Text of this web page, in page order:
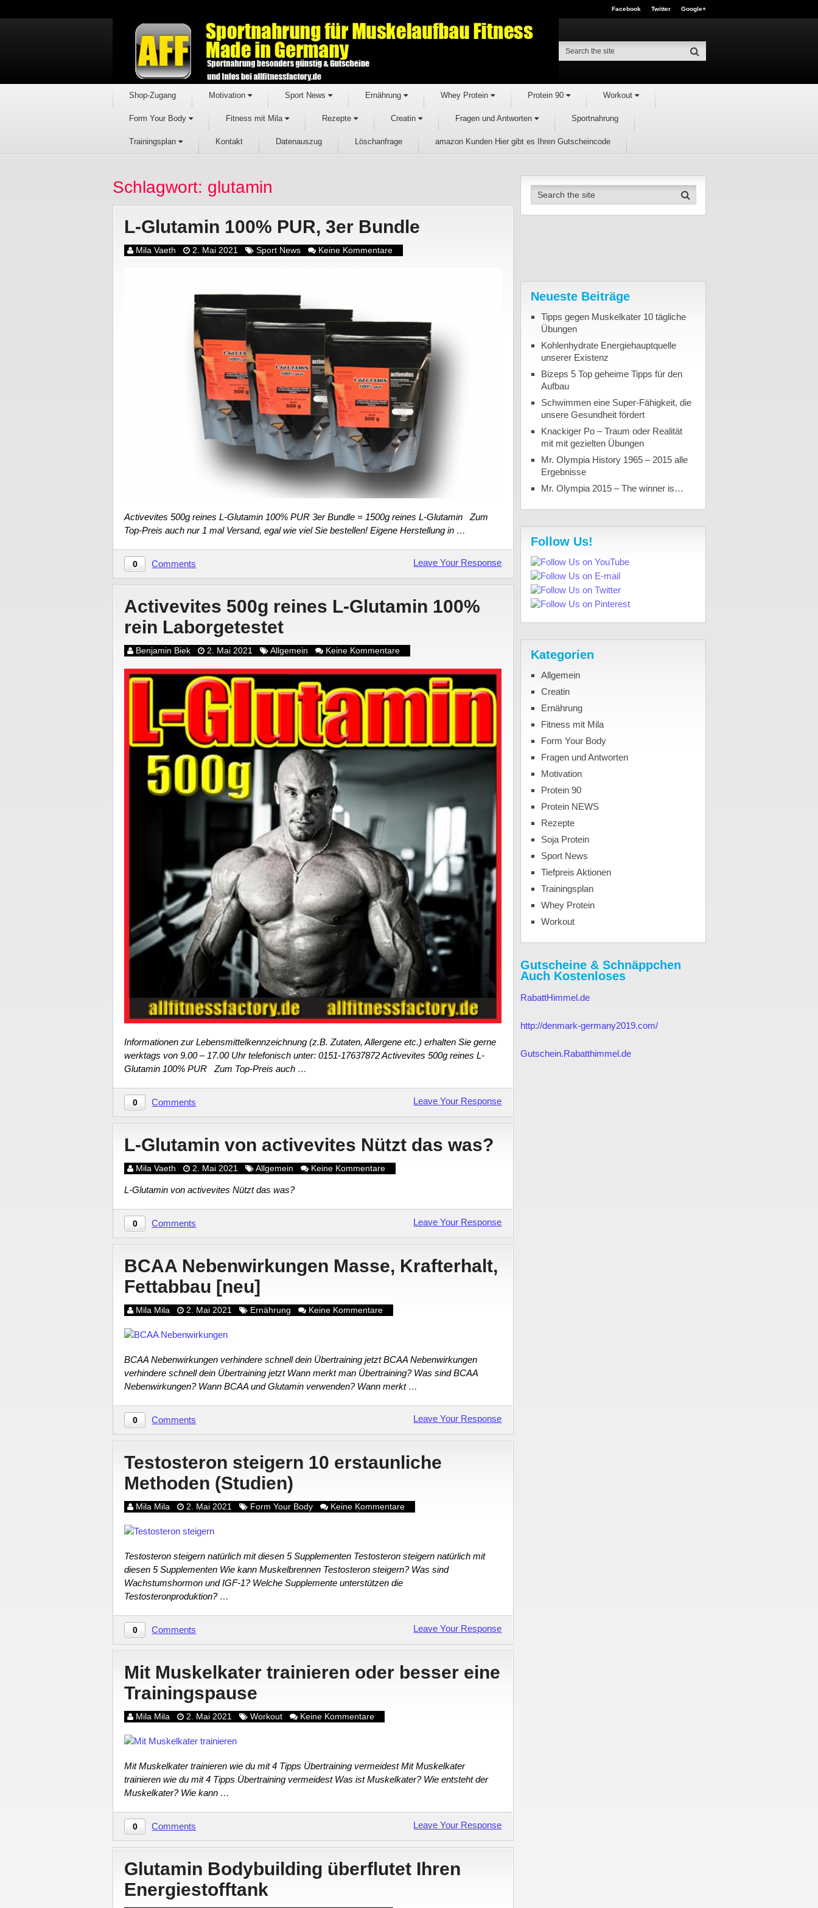
Facebook Twitter Google+
Shop-Zugang Motivation Sport News Ernährung Whey Protein Protein 90 Workout
Form Your Body Fitness mit Mila Rezepte Creatin Fragen und Antworten Sportnahrung
Trainingsplan Kontakt Datenauszug Löschanfrage amazon Kunden Hier gibt es Ihren Gutscheincode
Schlagwort: glutamin
L-Glutamin 100% PUR, 3er Bundle
Mila Vaeth 2. Mai 2021 Sport News Keine Kommentare
Activevites 500g reines L-Glutamin 100% PUR 3er Bundle = 1500g reines L-Glutamin Zum
Top-Preis auch nur 1 mal Versand, egal wie viel Sie bestellen! Eigene Herstellung in …
0 Comments Leave Your Response
Activevites 500g reines L-Glutamin 100%
rein Laborgetestet
Benjamin Biek 2. Mai 2021 Allgemein Keine Kommentare
Informationen zur Lebensmittelkennzeichnung (z.B. Zutaten, Allergene etc.) erhalten Sie gerne
werktags von 9.00 – 17.00 Uhr telefonisch unter: 0151-17637872 Activevites 500g reines L-
Glutamin 100% PUR Zum Top-Preis auch …
0 Comments Leave Your Response
L-Glutamin von activevites Nützt das was?
Mila Vaeth 2. Mai 2021 Allgemein Keine Kommentare
L-Glutamin von activevites Nützt das was?
0 Comments Leave Your Response
BCAA Nebenwirkungen Masse, Krafterhalt,
Fettabbau [neu]
Mila Mila 2. Mai 2021 Ernährung Keine Kommentare
BCAA Nebenwirkungen verhindere schnell dein Übertraining jetzt BCAA Nebenwirkungen
verhindere schnell dein Übertraining jetzt Wann merkt man Übertraining? Was sind BCAA
Nebenwirkungen? Wann BCAA und Glutamin verwenden? Wann merkt …
0 Comments Leave Your Response
Testosteron steigern 10 erstaunliche
Methoden (Studien)
Mila Mila 2. Mai 2021 Form Your Body Keine Kommentare
Testosteron steigern natürlich mit diesen 5 Supplementen Testosteron steigern natürlich mit
diesen 5 Supplementen Wie kann Muskelbrennen Testosteron steigern? Was sind
Wachstumshormon und IGF-1? Welche Supplemente unterstützen die
Testosteronproduktion? …
0 Comments Leave Your Response
Mit Muskelkater trainieren oder besser eine
Trainingspause
Mila Mila 2. Mai 2021 Workout Keine Kommentare
Mit Muskelkater trainieren wie du mit 4 Tipps Übertraining vermeidest Mit Muskelkater
trainieren wie du mit 4 Tipps Übertraining vermeidest Was ist Muskelkater? Wie entsteht der
Muskelkater? Wie kann …
0 Comments Leave Your Response
Glutamin Bodybuilding überflutet Ihren
Energiestofftank
Neueste Beiträge
Tipps gegen Muskelkater 10 tägliche
Übungen
Kohlenhydrate Energiehauptquelle
unserer Existenz
Bizeps 5 Top geheime Tipps für den
Aufbau
Schwimmen eine Super-Fähigkeit, die
unsere Gesundheit fördert
Knackiger Po – Traum oder Realität
mit mit gezielten Übungen
Mr. Olympia History 1965 – 2015 alle
Ergebnisse
Mr. Olympia 2015 – The winner is…
Follow Us!
Kategorien
Allgemein
Creatin
Ernährung
Fitness mit Mila
Form Your Body
Fragen und Antworten
Motivation
Protein 90
Protein NEWS
Rezepte
Soja Protein
Sport News
Tiefpreis Aktionen
Trainingsplan
Whey Protein
Workout
Gutscheine & Schnäppchen
Auch Kostenloses
RabattHimmel.de
http://denmark-germany2019.com/
Gutschein.Rabatthimmel.de